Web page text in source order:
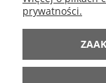
prywatności.